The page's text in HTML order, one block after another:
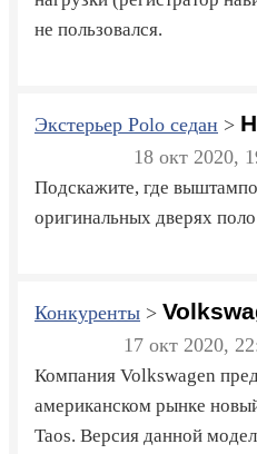
не пользовался.
Экстерьер Polo седан >
18 окт 2020,
Подскажите, где
оригинальных дверях
Конкуренты >
17 окт 2020,
Компания Volkswagen
американском рынке
Taos. Версия данной